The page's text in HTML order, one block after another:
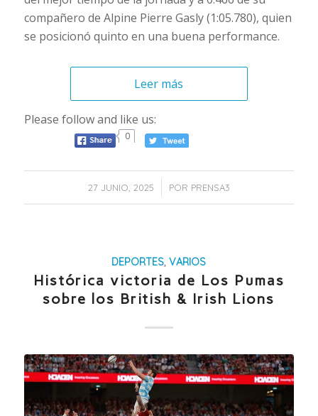
compañero de Alpine Pierre Gasly (1:05.780), quien
se posicionó quinto en una buena performance.
Leer más
Please follow and like us:
0
27 JUNIO, 2025
/ POR PRENSA3
DEPORTES,VARIOS
Histórica victoria de Los Pumas
sobre los British & Irish Lions